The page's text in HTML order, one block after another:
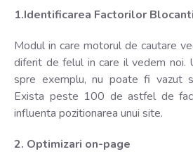
1.Identificarea Factorilor Blocanti
Modul in care motorul de cautare
diferit de felul in care il vedem noi.
spre exemplu, nu poate fi vazut
Exista peste 100 de astfel de
influenta pozitionarea unui site.
2. Optimizari on-page